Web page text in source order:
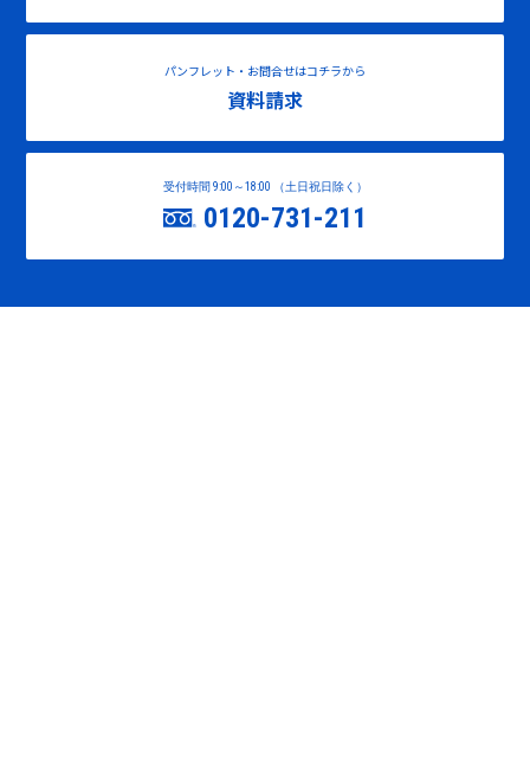
パンフレット・お問合せはコチラから
資料請求
受付時間 9:00～18:00 （土日祝日除く）
0120-731-211